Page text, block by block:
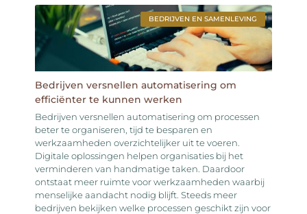
BEDRIJVEN EN SAMENLEVING
Bedrijven versnellen automatisering om
efficiënter te kunnen werken
Bedrijven versnellen automatisering om processen
beter te organiseren, tijd te besparen en
werkzaamheden overzichtelijker uit te voeren.
Digitale oplossingen helpen organisaties bij het
verminderen van handmatige taken. Daardoor
ontstaat meer ruimte voor werkzaamheden waarbij
menselijke aandacht nodig blijft. Steeds meer
bedrijven bekijken welke processen geschikt zijn voor